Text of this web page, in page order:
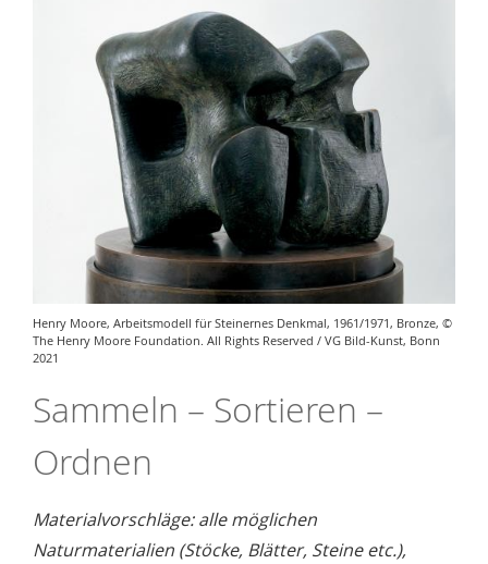
Henry Moore, Arbeitsmodell für Steinernes Denkmal, 1961/1971, Bronze, ©
The Henry Moore Foundation. All Rights Reserved / VG Bild-Kunst, Bonn
2021
Sammeln – Sortieren –
Ordnen
Materialvorschläge: alle möglichen
Naturmaterialien (Stöcke, Blätter, Steine etc.),